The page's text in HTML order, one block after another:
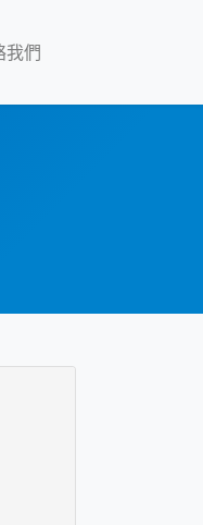
我們